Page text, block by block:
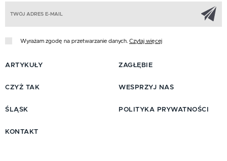
Wyrażam zgodę na przetwarzanie danych. Czytaj więcej
ARTYKUŁY
CZYŻ TAK
ŚLĄSK
ZAGŁĘBIE
WESPRZYJ NAS
POLITYKA PRYWATNOŚCI
KONTAKT